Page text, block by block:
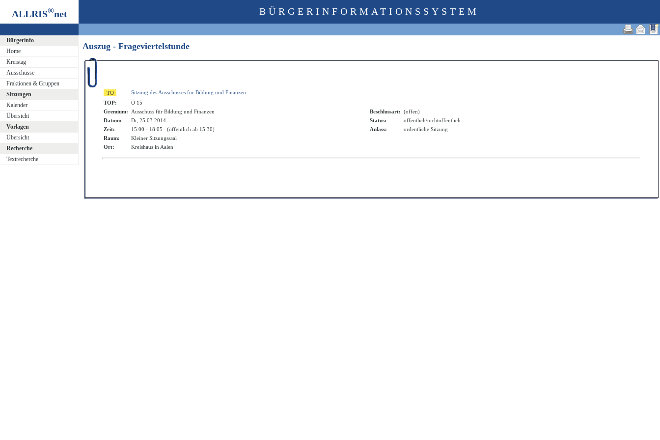
ALLRIS®net
Bürgerinfo
Home
Kreistag
Ausschüsse
Fraktionen & Gruppen
Sitzungen
Kalender
Übersicht
Vorlagen
Übersicht
Recherche
Textrecherche
BÜRGERINFORMATIONSSYSTEM
Auszug - Frageviertelstunde
Sitzung des Ausschusses für Bildung und Finanzen
TOP:
Ö 15
Gremium:
Ausschuss für Bildung und Finanzen Beschlussart: (offen)
Datum:
Di, 25.03.2014 Status:
öffentlich/nichtöffentlich
Zeit:
15:00 - 18:05 (öffentlich ab 15:30) Anlass:
ordentliche Sitzung
Raum:
Kleiner Sitzungssaal
Ort:
Kreishaus in Aalen